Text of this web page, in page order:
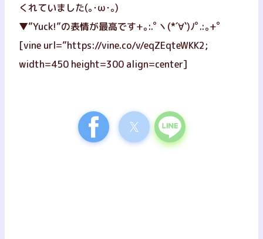
くれていました(｡･ω･｡)
▼”Yuck!”の表情が最高です+｡:.ﾟヽ(*´∀`)ﾉﾟ.:｡+ﾟ
[vine url=”https://vine.co/v/eqZEqteWKK2;
width=450 height=300 align=center]